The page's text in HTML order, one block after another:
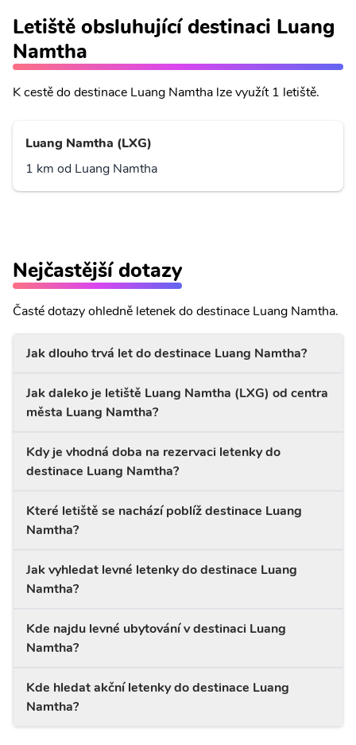
Letiště obsluhující destinaci Luang
Namtha
K cestě do destinace Luang Namtha lze využít 1 letiště.
Luang Namtha (LXG)
1 km od Luang Namtha
Nejčastější dotazy
Časté dotazy ohledně letenek do destinace Luang Namtha.
Jak dlouho trvá let do destinace Luang Namtha?
Jak daleko je letiště Luang Namtha (LXG) od centra
města Luang Namtha?
Kdy je vhodná doba na rezervaci letenky do
destinace Luang Namtha?
Které letiště se nachází poblíž destinace Luang
Namtha?
Jak vyhledat levné letenky do destinace Luang
Namtha?
Kde najdu levné ubytování v destinaci Luang
Namtha?
Kde hledat akční letenky do destinace Luang
Namtha?